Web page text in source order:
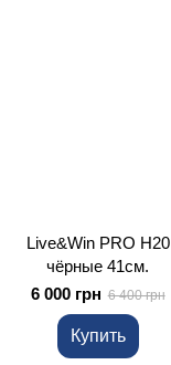
Live&Win PRO H20
чёрные 41см.
6 000 грн 6 400 грн
Купить